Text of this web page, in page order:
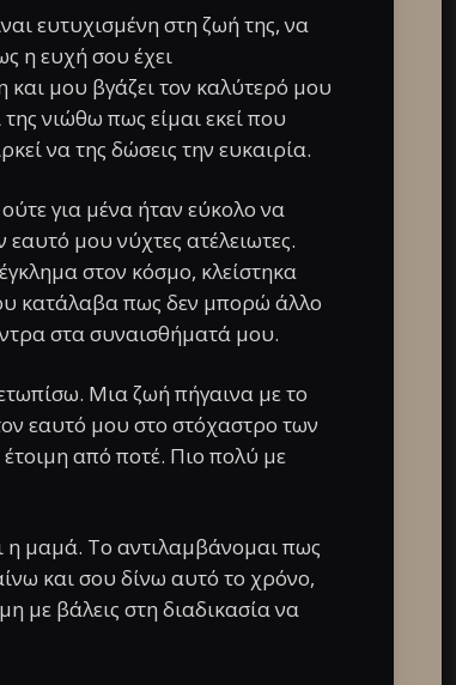
ευτυχισμένη στη ζωή της, να
η ευχή σου έχει
και μου βγάζει τον καλύτερό μου
νιώθω πως είμαι εκεί που
να της δώσεις την ευκαιρία.
για μένα ήταν εύκολο να
μου νύχτες ατέλειωτες.
στον κόσμο, κλείστηκα
κατάλαβα πως δεν μπορώ άλλο
στα συναισθήματά μου.
Μια ζωή πήγαινα με το
εαυτό μου στο στόχαστρο των
από ποτέ. Πιο πολύ με
η μαμά. Το αντιλαμβάνομαι πως
και σου δίνω αυτό το χρόνο,
με βάλεις στη διαδικασία να